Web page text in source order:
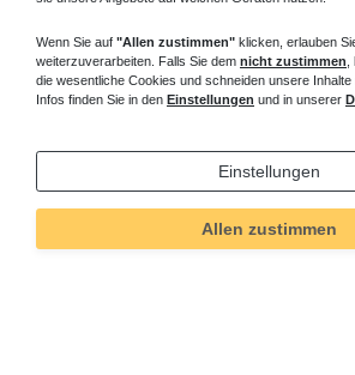
Wenn Sie auf "Allen zustimmen" klicken, erlauben
weiterzuverarbeiten. Falls Sie dem nicht zustimmen
die wesentliche Cookies und schneiden unsere
Infos finden Sie in den Einstellungen und in unserer
Einstellungen
Allen zustimmen